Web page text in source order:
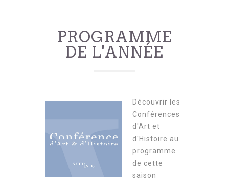
PROGRAMME
DE L'ANNÉE
Découvrir les
Conférences
d'Art et
d'Histoire au
programme
de cette
saison